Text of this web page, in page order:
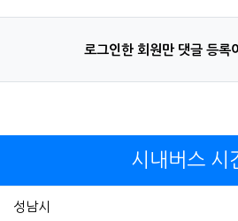
로그인한 회원만 댓글 등록
시내버스 시
성남시